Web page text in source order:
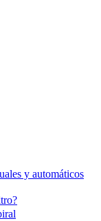
y automáticos